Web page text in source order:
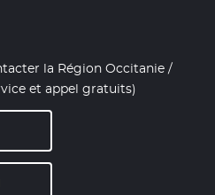
la Région Occitanie /
et appel gratuits)